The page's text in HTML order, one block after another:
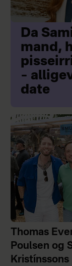
Da
mand,
–
date
Thomas
Poulsen og
Kristínssons